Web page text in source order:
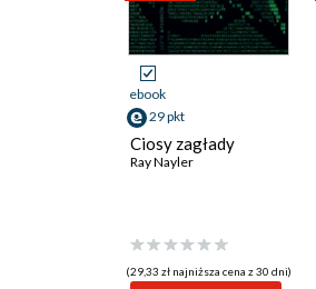
ebook
29 pkt
Ciosy zagłady
Ray Nayler
(29,33 zł najniższa cena z 30 dni)